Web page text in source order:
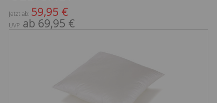
Jetzt ab: 59,95 €
UVP ab 69,95 €